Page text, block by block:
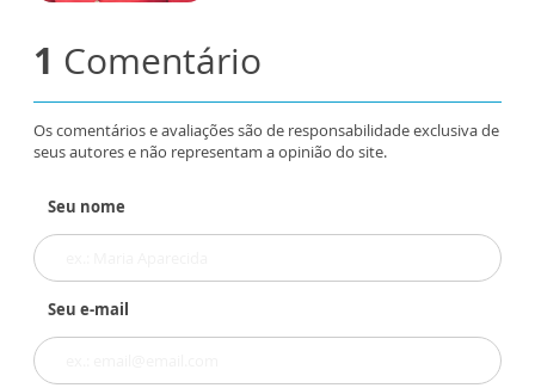
1 Comentário
Os comentários e avaliações são de responsabilidade exclusiva de
seus autores e não representam a opinião do site.
Seu nome
Seu e-mail